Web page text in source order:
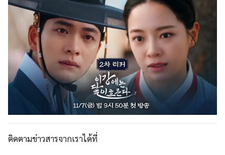
ติดตามข่าวสารจากเราได้ที่